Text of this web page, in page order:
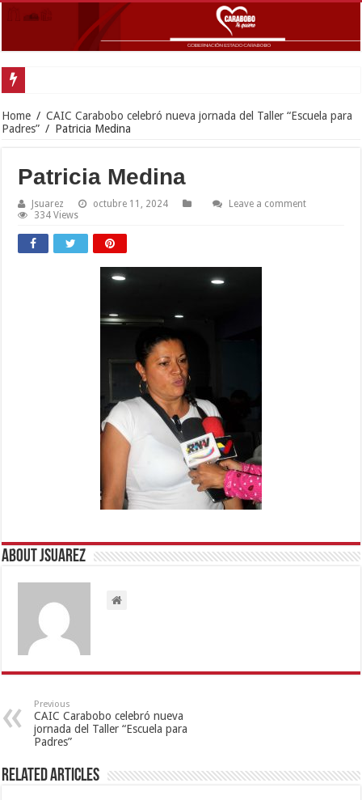
Home / CAIC Carabobo celebró nueva jornada del Taller “Escuela para
Padres” / Patricia Medina
Patricia Medina
Jsuarez octubre 11, 2024
Leave a comment
334 Views
About Jsuarez
Previous
CAIC Carabobo celebró nueva
jornada del Taller “Escuela para
Padres”
Related Articles